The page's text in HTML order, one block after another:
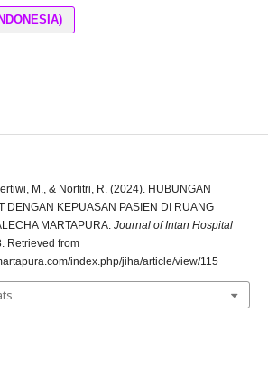
M., & Norfitri, R. (2024). HUBUNGAN
DENGAN KEPUASAN PASIEN DI RUANG
MARTAPURA. Journal of Intan Hospital
Retrieved from
index.php/jiha/article/view/115